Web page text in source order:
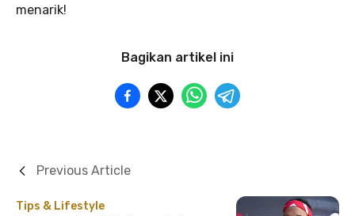
menarik!
Bagikan artikel ini
Tips & Lifestyle
Previous Article